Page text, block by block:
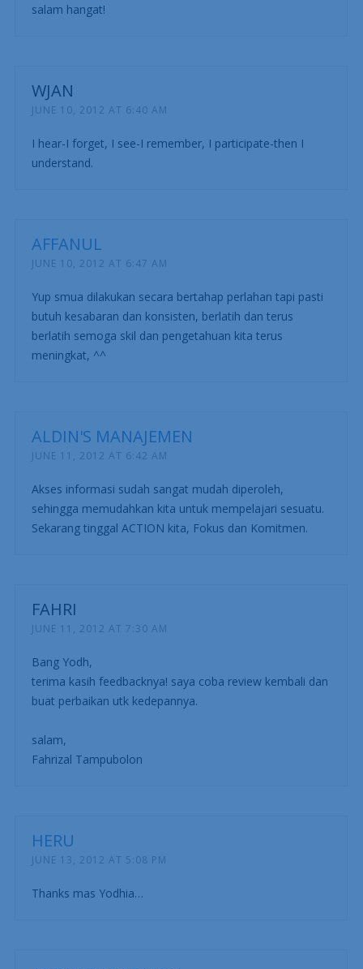
salam hangat!
WJAN
JUNE 10, 2012 AT 6:40 AM
I hear-I forget, I see-I remember, I participate-then I
understand.
AFFANUL
JUNE 10, 2012 AT 6:47 AM
Yup smua dilakukan secara bertahap perlahan tapi pasti
butuh kesabaran dan konsisten, berlatih dan terus
berlatih semoga skil dan pengetahuan kita terus
meningkat, ^^
ALDIN'S MANAJEMEN
JUNE 11, 2012 AT 6:42 AM
Akses informasi sudah sangat mudah diperoleh,
sehingga memudahkan kita untuk mempelajari sesuatu.
Sekarang tinggal ACTION kita, Fokus dan Komitmen.
FAHRI
JUNE 11, 2012 AT 7:30 AM
Bang Yodh,
terima kasih feedbacknya! saya coba review kembali dan
buat perbaikan utk kedepannya.
salam,
Fahrizal Tampubolon
HERU
JUNE 13, 2012 AT 5:08 PM
Thanks mas Yodhia…